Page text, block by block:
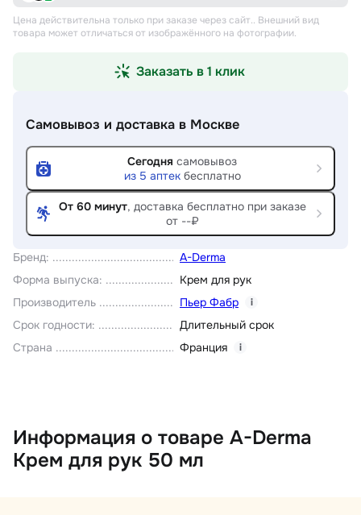
Бренд:
A-Derma
Форма выпуска:
Крем для рук
Производитель
Пьер Фабр i
Срок годности:
Длительный срок
Страна
Франция i
Цена действительна только при заказе через сайт.. Внешний вид
товара может отличаться от изображённого на фотографии.
Заказать в 1 клик
Самовывоз и доставка в Москве
Сегодня самовывоз
из 5 аптекбесплатно
От 60 минут, доставка бесплатно при заказе
от --₽
Информация о товаре A-Derma
Крем для рук 50 мл